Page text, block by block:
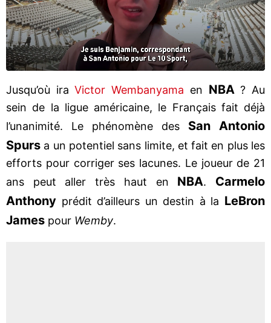
Jusqu’où iraVictor Wembanyama en NBA ? Au
sein de la ligue américaine, le Français fait déjà
l’unanimité. Le phénomène des San Antonio
Spurs a un potentiel sans limite, et fait en plus les
efforts pour corriger ses lacunes. Le joueur de 21
ans peut aller très haut en NBA. Carmelo
Anthony prédit d’ailleurs un destin à la LeBron
James pour Wemby.